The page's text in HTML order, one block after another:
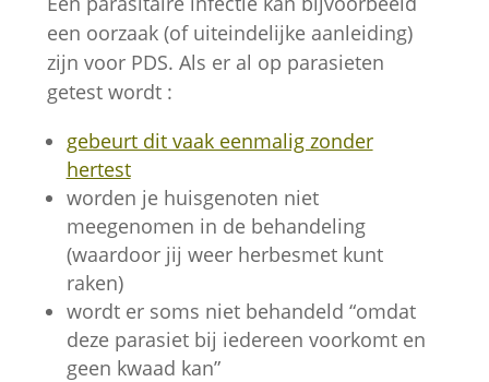
een oorzaak (of uiteindelijke aanleiding)
zijn voor PDS. Als er al op parasieten
getest wordt :
gebeurt dit vaak eenmalig zonder
hertest
worden je huisgenoten niet
meegenomen in de behandeling
(waardoor jij weer herbesmet kunt
raken)
wordt er soms niet behandeld “omdat
deze parasiet bij iedereen voorkomt en
geen kwaad kan”